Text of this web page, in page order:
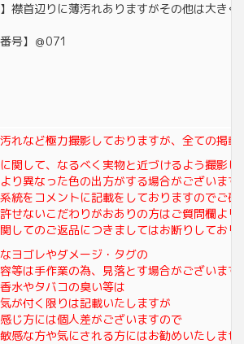
】襟首辺りに薄汚れありますがその他は大き
番号】＠071
れなど極力撮影しておりますが、全ての掲載
関して、なるべく実物と近づけるよう撮影し
り異なった色の出方がする場合がございます
統をコメントに記載をしておりますのでご確
せないこだわりがおありの方はご質問欄より
してのご返品につきましてはお断りしており
ヨゴレやダメージ・タグの
等は手作業の為、見落とす場合がございます
水やタバコの臭い等は
が付く限りは記載いたしますが
じ方には個人差がございますので
感な方や気にされる方にはお勧めいたしませ